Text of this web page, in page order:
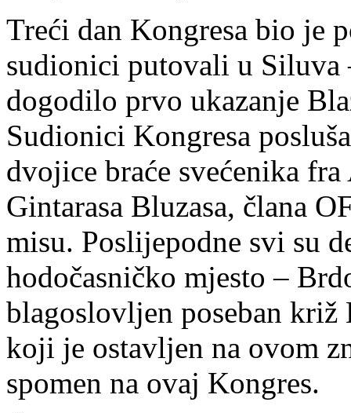
Treći dan Kongresa bio je
sudionici putovali u Siluva
dogodilo prvo ukazanje
Sudionici Kongresa
dvojice braće svećenika
Gintarasa Bluzasa, člana
misu. Poslijepodne svi su
hodočasničko mjesto –
blagoslovljen poseban
koji je ostavljen na ovom
spomen na ovaj Kongres.